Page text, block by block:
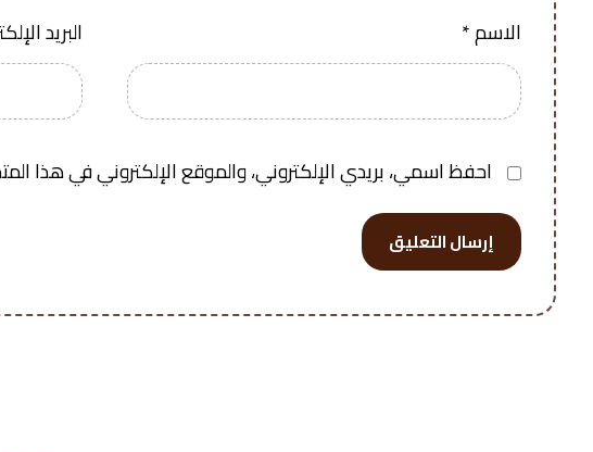
الاسم* البريد
احفظ اسمي، بريدي الإلكتروني، والموقع الإلكتروني في هذا
إرسال التعليق